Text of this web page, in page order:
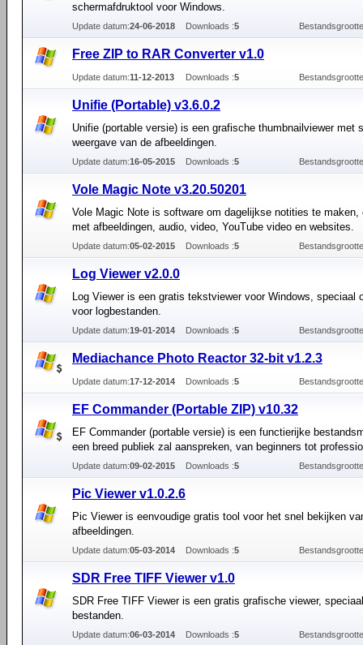
schermafdruktool voor Windows.
Update datum:24-06-2018 Downloads :5
Free ZIP to RAR Converter v1.0
Update datum:11-12-2013 Downloads :5
Unifie (Portable) v3.6.0.2
Unifie (portable versie) is een grafische thumbnailviewer met
weergave van de afbeeldingen.
Update datum:16-05-2015 Downloads :5
Vole Magic Note v3.20.50201
Vole Magic Note is software om dagelijkse notities te maken,
met afbeeldingen, audio, video, YouTube video en websites.
Update datum:05-02-2015 Downloads :5
Log Viewer v2.0.0
Log Viewer is een gratis tekstviewer voor Windows, speciaal
voor logbestanden.
Update datum:19-01-2014 Downloads :5
Mediachance Photo Reactor 32-bit v1.2.3
Update datum:17-12-2014 Downloads :5
EF Commander (Portable ZIP) v10.32
EF Commander (portable versie) is een functierijke
een breed publiek zal aanspreken, van beginners tot
Update datum:09-02-2015 Downloads :5
Pic Viewer v1.0.2.6
Pic Viewer is eenvoudige gratis tool voor het snel bekijken
afbeeldingen.
Update datum:05-03-2014 Downloads :5
SDR Free TIFF Viewer v1.0
SDR Free TIFF Viewer is een gratis grafische viewer,
bestanden.
Update datum:06-03-2014 Downloads :5